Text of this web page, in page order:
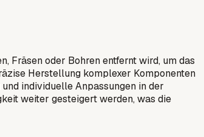
Fräsen oder Bohren entfernt wird, um das
Herstellung komplexer Komponenten
individuelle Anpassungen in der
weiter gesteigert werden, was die